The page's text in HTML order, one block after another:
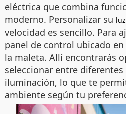
eléctrica que combina
moderno. Personalizar su
velocidad es sencillo. Para
panel de control ubicado
la maleta. Allí encontrarás
seleccionar entre
iluminación, lo que te
ambiente según tu